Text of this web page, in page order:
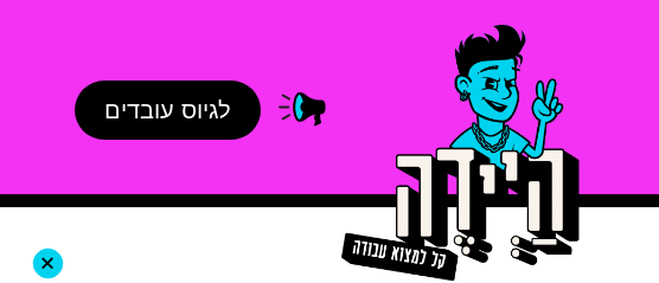
לגיוס עובדים
+